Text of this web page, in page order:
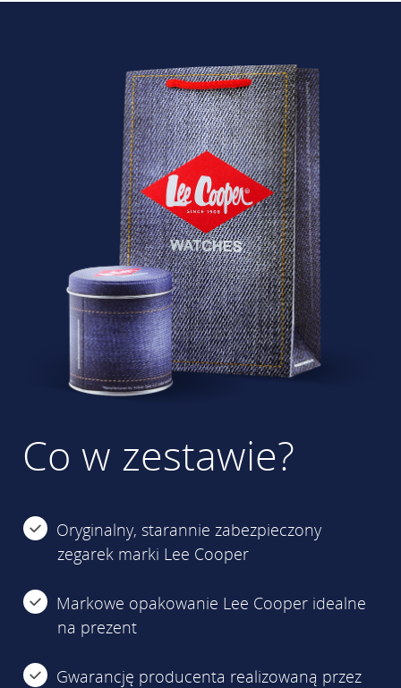
Co w zestawie?
Oryginalny, starannie zabezpieczony
zegarek marki Lee Cooper
Markowe opakowanie Lee Cooper idealne
na prezent
Gwarancję producenta realizowaną przez